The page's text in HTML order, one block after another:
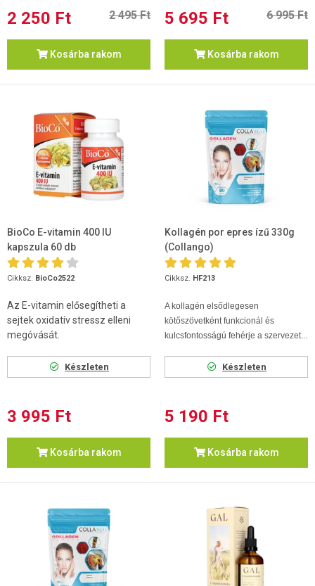
2 250 Ft 2 495 Ft
Kosárba rakom
5 695 Ft 6 995 Ft
Kosárba rakom
BioCo E-vitamin 400 IU
kapszula 60 db
Cikksz. BioCo2522
Az E-vitamin elősegítheti a
sejtek oxidatív stressz elleni
megóvását.
Készleten
3 995 Ft
Kosárba rakom
Kollagén por epres ízű 330g
(Collango)
Cikksz. HF213
A kollagén elsődlegesen
kötőszövetként funkcionál és
kulcsfontosságú fehérje a szervezet...
Készleten
5 190 Ft
Kosárba rakom